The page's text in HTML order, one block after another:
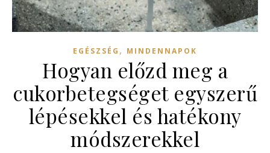
EGÉSZSÉG , MINDENNAPOK
Hogyan előzd meg a
cukorbetegséget egyszerű
lépésekkel és hatékony
módszerekkel